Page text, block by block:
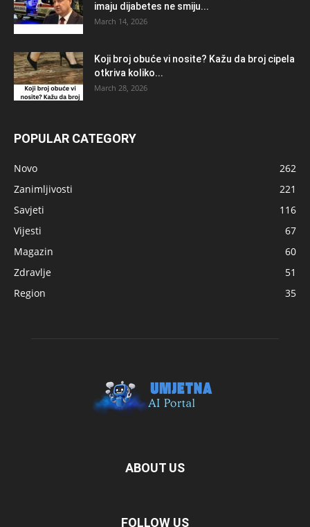
imaju dijabetes ne smiju...
March 14, 2026
Koji broj obuće vi nosite? Kažu da broj cipela
otkriva koliko...
March 28, 2026
POPULAR CATEGORY
Novo
262
Zanimljivosti
221
Savjeti
116
Vijesti
67
Magazin
60
Zdravlje
51
Region
35
ABOUT US
FOLLOW US